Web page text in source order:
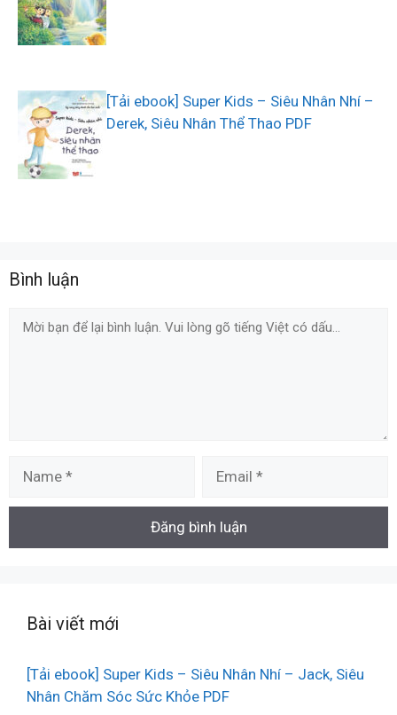
[Tải ebook] Super Kids – Siêu Nhân Nhí –
Derek, Siêu Nhân Thể Thao PDF
Bình luận
Comment
Bài viết mới
[Tải ebook] Super Kids – Siêu Nhân Nhí – Jack, Siêu
Nhân Chăm Sóc Sức Khỏe PDF